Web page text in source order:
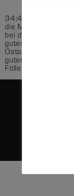
34:45 – das hört
die
bei den Spielern,
guter Tag für die
Ostsee Spree.
guten
Föllen […]